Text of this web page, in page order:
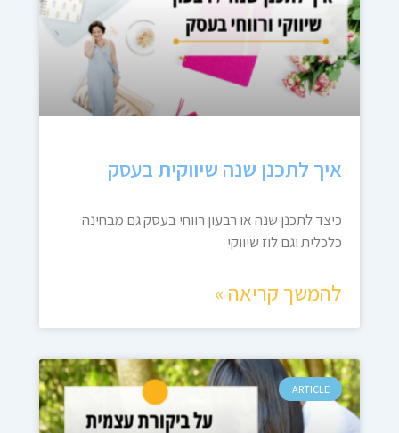
איך לתכנן שנה שיווקית בעסק
כיצד לתכנן שנה או רבעון רווחי בעסק גם מבחינה
כלכלית וגם לוז שיווקי
להמשך קריאה »
ARTICLE